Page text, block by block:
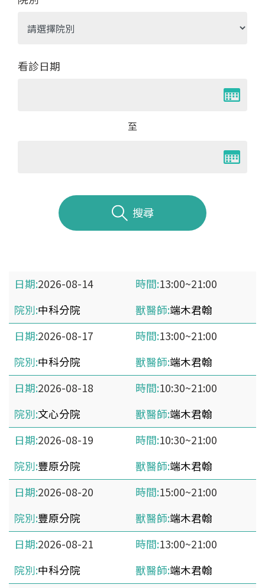
看診日期
至
搜尋
2026-08-14
13:00~21:00
中科分院
端木君翰
2026-08-17
13:00~21:00
中科分院
端木君翰
2026-08-18
10:30~21:00
文心分院
端木君翰
2026-08-19
10:30~21:00
豐原分院
端木君翰
2026-08-20
15:00~21:00
豐原分院
端木君翰
2026-08-21
13:00~21:00
中科分院
端木君翰